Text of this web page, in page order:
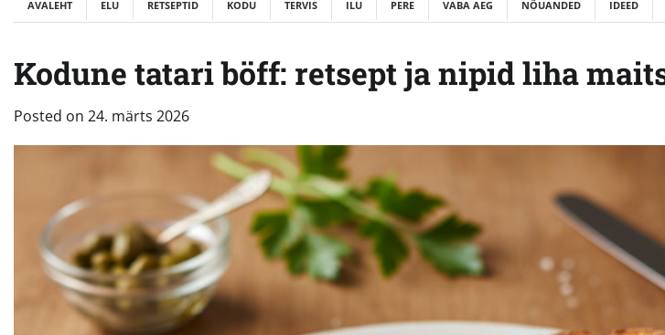
AVALEHT ELU RETSEPTID KODU TERVIS ILU PERE VABA AEG NÕUANDED IDEED
Kodune tatari böff: retsept ja nipid liha
Posted on 24. märts 2026